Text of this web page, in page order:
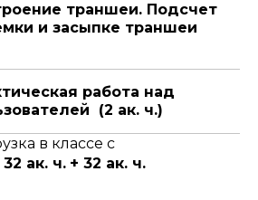
траншеи. Подсчет
и засыпке траншеи
работа над
(2 ак. ч.)
в классе с
32 ак. ч. + 32 ак. ч.